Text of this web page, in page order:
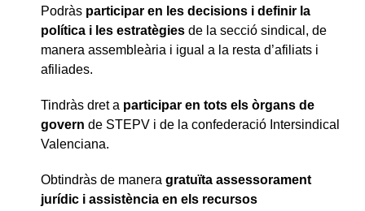
Podràs participar en les decisions i definir la
política i les estratègies de la secció sindical, de
manera assembleària i igual a la resta d’afiliats i
afiliades.
Tindràs dret a participar en tots els òrgans de
govern de STEPV i de la confederació Intersindical
Valenciana.
Obtindràs de manera gratuïta assessorament
jurídic i assistència en els recursos